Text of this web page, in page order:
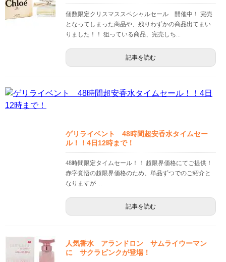
個数限定クリスマススペシャルセール 開催中！ 完売
となってしまった商品や、残りわずかの商品出てまい
りました！！ 狙っている商品、完売しち...
記事を読む
ゲリライベント 48時間超安香水タイムセー
ル！！4日12時まで！
48時間限定タイムセール！！ 超限界価格にてご提供！
赤字覚悟の超限界価格のため、単品ずつでのご紹介と
なりますが ...
記事を読む
人気香水 アランドロン サムライウーマン
に サクラピンクが登場！